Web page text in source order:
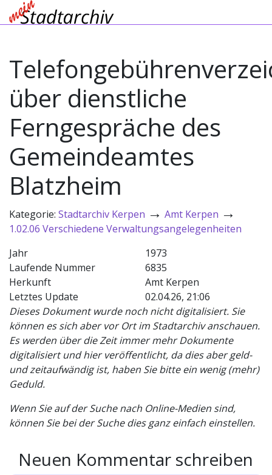
über dienstliche
Ferngespräche des
Gemeindeamtes
Blatzheim
Kategorie: Stadtarchiv Kerpen → Amt Kerpen →
1.02.06 Verschiedene Verwaltungsangelegenheiten
Jahr
1973
Laufende Nummer
6835
Herkunft
Amt Kerpen
Letztes Update
02.04.26, 21:06
Dieses Dokument wurde noch nicht digitalisiert. Sie
können es sich aber vor Ort im Stadtarchiv anschauen.
Es werden über die Zeit immer mehr Dokumente
digitalisiert und hier veröffentlicht, da dies aber geld-
und zeitaufwändig ist, haben Sie bitte ein wenig (mehr)
Geduld.
Wenn Sie auf der Suche nach Online-Medien sind,
können Sie bei der Suche dies ganz einfach einstellen.
Neuen Kommentar schreiben